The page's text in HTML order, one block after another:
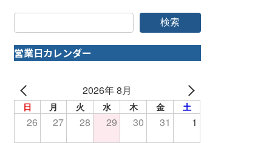
検索
営業日カレンダー
2026年 8月
日 月 火 水 木 金 土
26 27 28 29 30 31 1